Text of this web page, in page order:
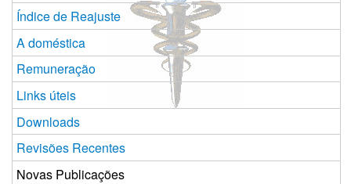
Índice de Reajuste
A doméstica
Remuneração
Links úteis
Downloads
Revisões Recentes
Novas Publicações